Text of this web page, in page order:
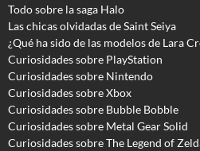
Todo sobre la saga Halo
Las chicas olvidadas de Saint Seiya
¿Qué ha sido de las modelos de Lara
Curiosidades sobre PlayStation
Curiosidades sobre Nintendo
Curiosidades sobre Xbox
Curiosidades sobre Bubble Bobble
Curiosidades sobre Metal Gear Solid
Curiosidades sobre The Legend of